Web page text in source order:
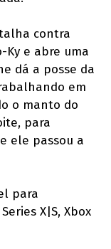
contra
Ky e abre uma
dá a posse da
em
o manto do
para
ele passou a
para
X|S, Xbox